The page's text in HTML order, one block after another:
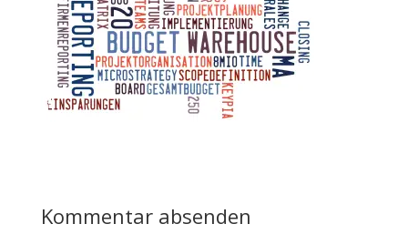
Kommentar absenden